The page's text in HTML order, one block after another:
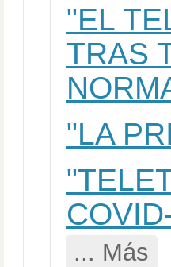
"EL
TRAS
"LA
... Más